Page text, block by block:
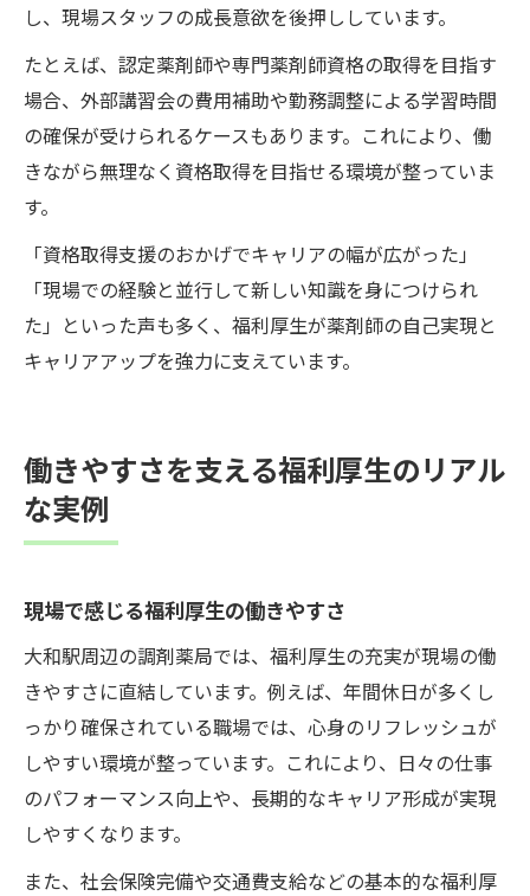
し、現場スタッフの成長意欲を後押ししています。
たとえば、認定薬剤師や専門薬剤師資格の取得を目指す
場合、外部講習会の費用補助や勤務調整による学習時間
の確保が受けられるケースもあります。これにより、働
きながら無理なく資格取得を目指せる環境が整っていま
す。
「資格取得支援のおかげでキャリアの幅が広がった」
「現場での経験と並行して新しい知識を身につけられ
た」といった声も多く、福利厚生が薬剤師の自己実現と
キャリアアップを強力に支えています。
働きやすさを支える福利厚生のリアル
な実例
現場で感じる福利厚生の働きやすさ
大和駅周辺の調剤薬局では、福利厚生の充実が現場の働
きやすさに直結しています。例えば、年間休日が多くし
っかり確保されている職場では、心身のリフレッシュが
しやすい環境が整っています。これにより、日々の仕事
のパフォーマンス向上や、長期的なキャリア形成が実現
しやすくなります。
また、社会保険完備や交通費支給などの基本的な福利厚